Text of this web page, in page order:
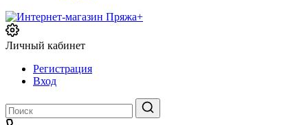
Личный кабинет
Регистрация
Вход